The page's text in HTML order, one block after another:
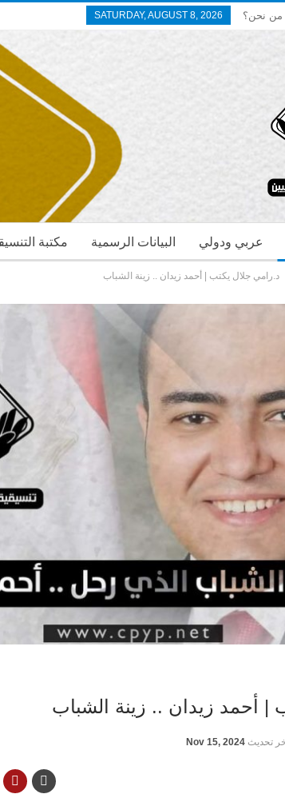
SATURDAY, AUGUST 8, 2026 من نحن؟
مكتبة البيانات الرسمية عربي ودولي
د.رامي جلال يكتب | أحمد زيدان .. زينة الشباب
| أحمد زيدان .. زينة الشباب
تحديث Nov 15, 2024